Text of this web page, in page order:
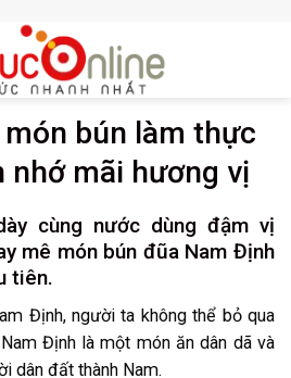
bún làm thực
nhớ mãi hương vị
cùng nước dùng đậm vị
mê món bún đũa Nam Định
tiên.
Định, người ta không thể bỏ qua
Định là một món ăn dân dã và
dân đất thành Nam.